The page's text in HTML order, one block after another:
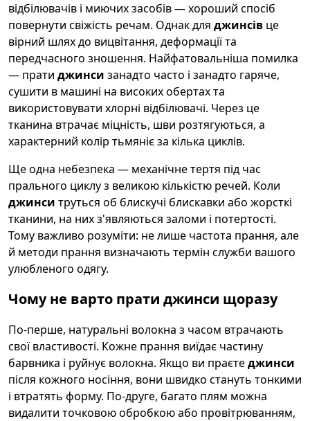
відбілювачів і миючих засобів — хороший спосіб
повернути свіжість речам. Однак для джинсів це
вірний шлях до вицвітання, деформації та
передчасного зношення. Найфатовальніша помилка
— прати джинси занадто часто і занадто гаряче,
сушити в машині на високих обертах та
використовувати хлорні відбілювачі. Через це
тканина втрачає міцність, шви розтягуються, а
характерний колір тьмяніє за кілька циклів.
Ще одна небезпека — механічне тертя під час
прального циклу з великою кількістю речей. Коли
джинси труться об блискучі блискавки або жорсткі
тканини, на них з'являються заломи і потертості.
Тому важливо розуміти: не лише частота прання, але
й методи прання визначають термін служби вашого
улюбленого одягу.
Чому не варто прати джинси щоразу
По-перше, натуральні волокна з часом втрачають
свої властивості. Кожне прання виїдає частину
барвника і руйнує волокна. Якщо ви праєтеджинси
після кожного носіння, вони швидко стануть тонкими
і втратять форму. По-друге, багато плям можна
видалити точковою обробкою або провітрюванням,